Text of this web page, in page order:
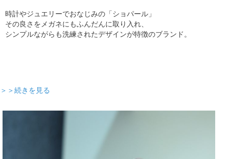
時計やジュエリーでおなじみの「ショパール」
その良さをメガネにもふんだんに取り入れ、
シンプルながらも洗練されたデザインが特徴のブランド。
＞＞続きを見る